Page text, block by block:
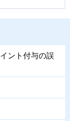
ント付与の誤